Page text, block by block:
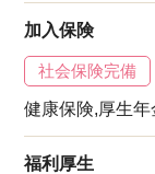
加入保険
社会保険完備
健康保険,厚生
福利厚生